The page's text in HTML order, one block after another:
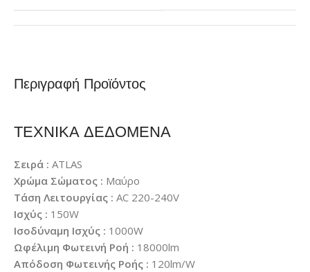
Περιγραφή Προϊόντος
ΤΕΧΝΙΚΑ ΔΕΔΟΜΕΝΑ
Σειρά : ATLAS
Χρώμα Σώματος : Μαύρο
Τάση Λειτουργίας : AC 220-240V
Ισχύς : 150W
Ισοδύναμη Ισχύς : 1000W
Ωφέλιμη Φωτεινή Ροή : 18000lm
Απόδοση Φωτεινής Ροής : 120lm/W